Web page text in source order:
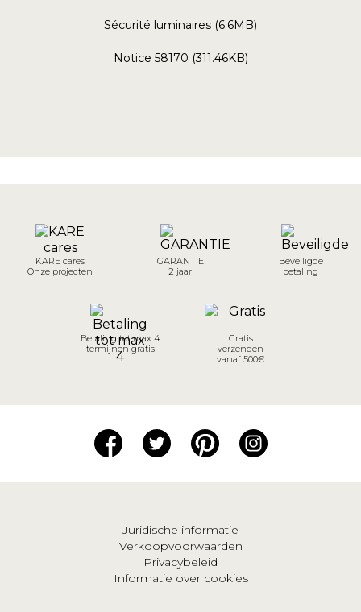
Sécurité luminaires (6.6MB)
Notice 58170 (311.46KB)
KARE cares
Onze projecten
GARANTIE
2 jaar
Beveiligde
betaling
Betaling tot max 4
termijnen gratis
Gratis
verzenden
vanaf 500€
Juridische informatie
Verkoopvoorwaarden
Privacybeleid
Informatie over cookies